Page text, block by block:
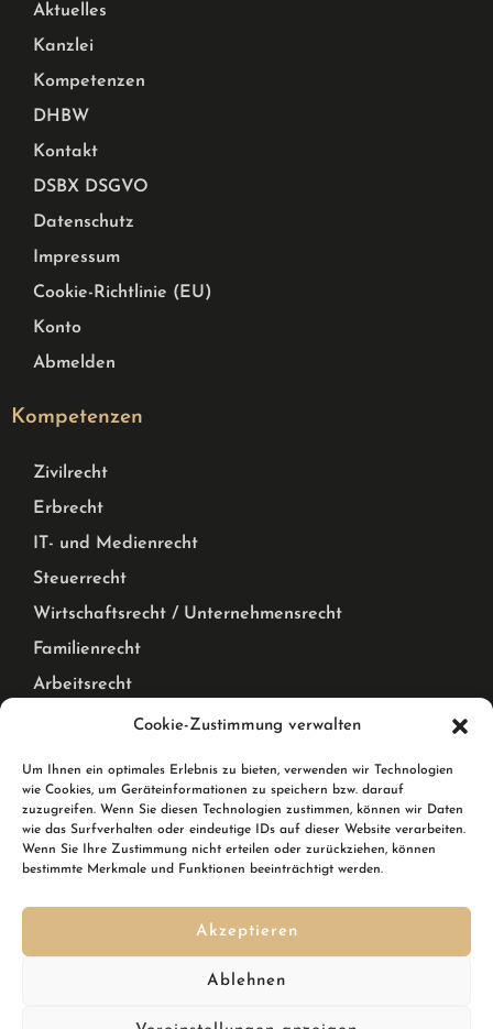
Cookie-Zustimmung verwalten
Um Ihnen ein optimales Erlebnis zu bieten, verwenden wir Technologien
wie Cookies, um Geräteinformationen zu speichern bzw. darauf
zuzugreifen. Wenn Sie diesen Technologien zustimmen, können wir Daten
wie das Surfverhalten oder eindeutige IDs auf dieser Website verarbeiten.
Wenn Sie Ihre Zustimmung nicht erteilen oder zurückziehen, können
bestimmte Merkmale und Funktionen beeinträchtigt werden.
Akzeptieren
Ablehnen
Aktuelles
Kanzlei
Kompetenzen
DHBW
Kontakt
DSBX DSGVO
Datenschutz
Impressum
Cookie-Richtlinie (EU)
Konto
Abmelden
Kompetenzen
Zivilrecht
Erbrecht
IT- und Medienrecht
Steuerrecht
Wirtschaftsrecht / Unternehmensrecht
Familienrecht
Arbeitsrecht
Mietrecht Privat und Gewerblich, WEG Recht
Karlsruhe & Rheinstetten
Wir sind Ihre Rechtsanwälte in Karlsruhe und in
Breslauer Straße 10.
Kennen Sie schon denDSGVO Ninja? Ihre Softwarelösung,
um im Handumdrehen die DSGVO zu erfüllen inkl.